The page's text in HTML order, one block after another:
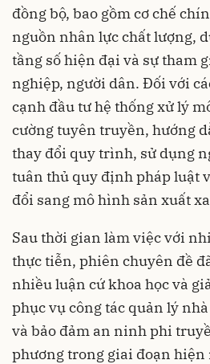
đồng bộ, bao gồm cơ chế
nguồn nhân lực chất lượng,
tầng số hiện đại và sự tham
nghiệp, người dân. Đối với
cạnh đầu tư hệ thống xử lý
cường tuyên truyền, hướng
thay đổi quy trình, sử dụng
tuân thủ quy định pháp luật
đổi sang mô hình sản xuất
Sau thời gian làm việc với
thực tiễn, phiên chuyên đề
nhiều luận cứ khoa học và
phục vụ công tác quản lý
và bảo đảm an ninh phi
phương trong giai đoạn hiện